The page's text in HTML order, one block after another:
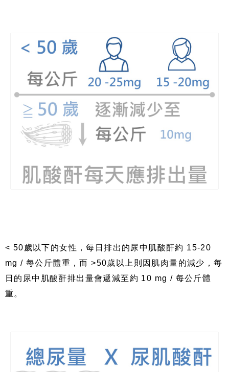
< 50歲以下的女性，每日排出的尿中肌酸酐約 15-20
mg / 每公斤體重，而 >50歲以上則因肌肉量的減少，每
日的尿中肌酸酐排出量會遞減至約 10 mg / 每公斤體
重。